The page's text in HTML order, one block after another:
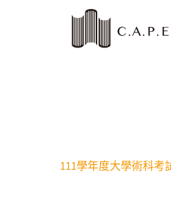
111學年度大學術科考